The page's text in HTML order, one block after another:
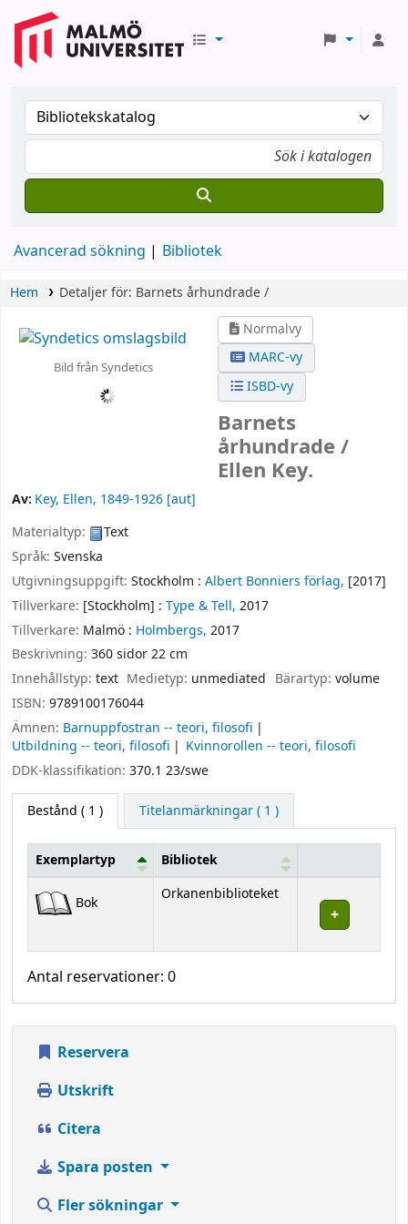
Avancerad sökning Bibliotek
Hem Detaljer för: Barnets århundrade /
Bild från Syndetics
Normalvy
MARC-vy
ISBD-vy
Barnets
århundrade /
Ellen Key.
Av: Key, Ellen, 1849-1926 [aut]
Materialtyp:
Text
Språk: Svenska
Utgivningsuppgift: Stockholm : Albert Bonniers förlag, [2017]
Tillverkare: [Stockholm] : Type & Tell, 2017
Tillverkare: Malmö : Holmbergs, 2017
Beskrivning: 360 sidor 22 cm
Innehållstyp: text Medietyp: unmediated Bärartyp: volume
ISBN: 9789100176044
Ämnen: Barnuppfostran -- teori, filosofi
Utbildning -- teori, filosofi
Kvinnorollen -- teori, filosofi
DDK-klassifikation: 370.1 23/swe
Bestånd ( 1 ) Titelanmärkningar ( 1 )
Bestånd
Exemplartyp Bibliotek
Bok Orkanenbiblioteket
Antal reservationer: 0
Reservera
Utskrift
Citera
Spara posten
Fler sökningar